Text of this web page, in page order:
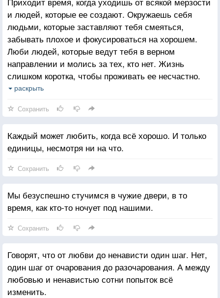
и людей, которые ее создают. Окружаешь себя
людьми, которые заставляют тебя смеяться,
забывать плохое и фокусироваться на хорошем.
Люби людей, которые ведут тебя в верном
направлении и молись за тех, кто нет. Жизнь
слишком коротка, чтобы проживать ее несчастно.
Падение - это часть жизни, но восстание - сама
раскрыть
Сохранить
Каждый может любить, когда всё хорошо. И только
единицы, несмотря ни на что.
Сохранить
Мы безуспешно стучимся в чужие двери, в то
время, как кто-то ночует под нашими.
Сохранить
Говорят, что от любви до ненависти один шаг. Нет,
один шаг от очарования до разочарования. А между
любовью и ненавистью сотни попыток всё
изменить.